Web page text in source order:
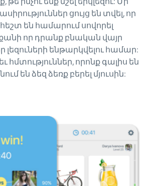
ցույց են տվել, որ
հեշտ են համարում սովորել
քանի որ դրանք բնական վայր
լեզուների ենթարկվելու համար:
հմտություններ, որոնք գալիս են
են ձեզ ձեռք բերել մյուսին: